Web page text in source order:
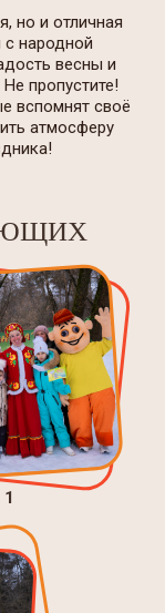
но и отличная
народной
весны и
пропустите!
вспомнят своё
атмосферу